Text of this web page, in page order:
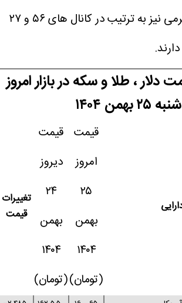
ربع سکه و سکه گرمی نیز به ترتیب در کانال های ۵۶ و ۲۷
دلار ، طلا و سکه در بازار امروز
شنبه ۲۵ بهمن ۱۴۰۴
قیمت
امروز
۲۵
بهمن
۱۴۰۴
(تومان)
قیمت
دیروز
۲۴
بهمن
۱۴۰۴
(تومان)
تغییرات
قیمت